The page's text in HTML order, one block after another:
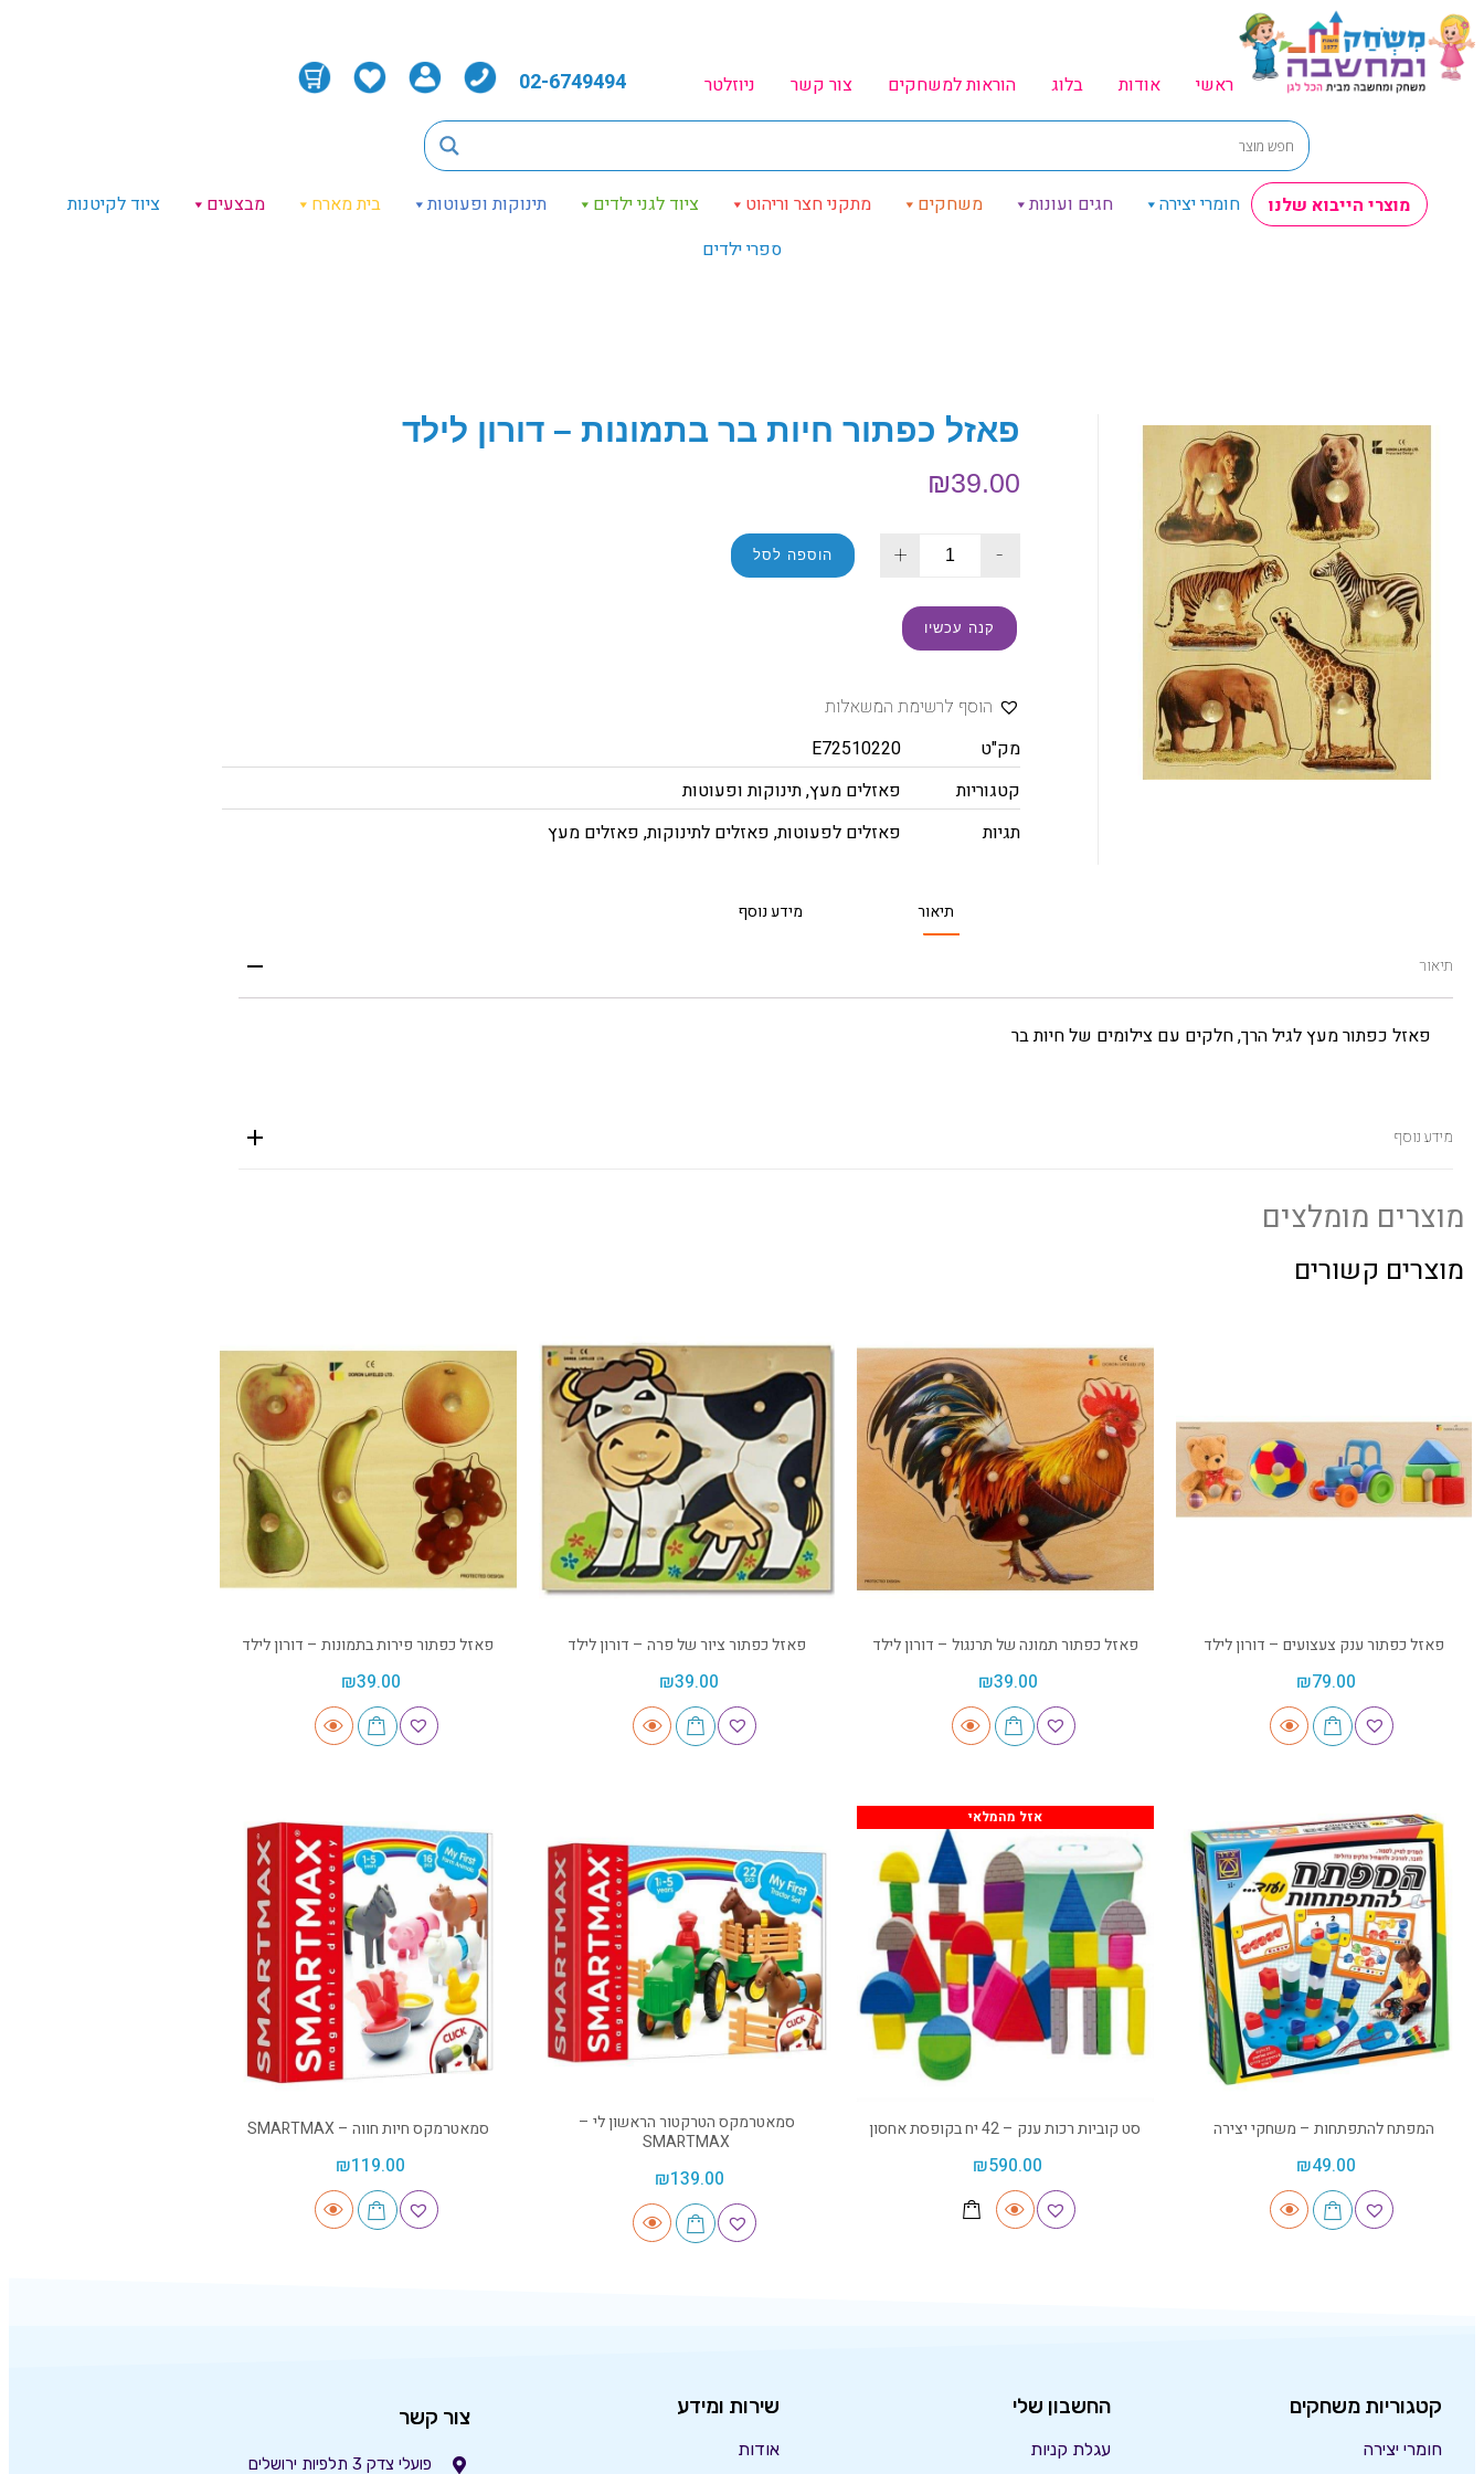
ראשי אודות בלוג הוראות למשחקים צור קשר ניוזלטר 02-6749494
מוצרי הייבוא שלנו חומרי יצירה חגים ועונות משחקים מתקני חצר וריהוט ציוד לגני ילדים תינוקות ופעוטות בית מארח מבצעים
ציוד לקיטנות
ספרי ילדים
פאזל כפתור חיות בר בתמונות – דורון לילד
₪39.00
-
+ הוספה לסל
קנה עכשיו
הוסף לרשימת המשאלות
מק"ט
E72510220
קטגוריות
פאזלים מעץ,תינוקות ופעוטות
תגיות
פאזלים לפעוטות, פאזלים לתינוקות, פאזלים מעץ
תיאור מידע נוסף
תיאור
פאזל כפתור מעץ לגיל הרך, חלקים עם צילומים של חיות בר
מידע נוסף
מוצרים מומלצים
מוצרים קשורים
פאזל כפתור ענק צעצועים – דורון לילד
₪79.00
פאזל כפתור תמונה של תרנגול – דורון לילד
₪39.00
פאזל כפתור ציור של פרה – דורון לילד
₪39.00
פאזל כפתור פירות בתמונות – דורון לילד
₪39.00
המפתח להתפתחות – משחקי יצירה
₪49.00
אזל מהמלאי
סט קוביות רכות ענק – 42 יח בקופסת אחסון
₪590.00
סמאטרמקס הטרקטור הראשון לי –
SMARTMAX
₪139.00
סמאטרמקס חיות חווה – SMARTMAX
₪119.00
קטגוריות משחקים
חומרי יצירה
החשבון שלי
עגלת קניות
שירות ומידע
אודות
צור קשר
פועלי צדק 3 תלפיות ירושלים